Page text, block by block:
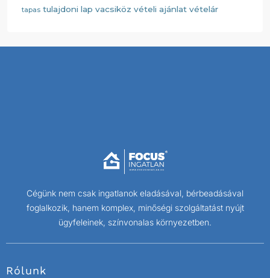
tapas tulajdoni lap vacsiköz vételi ajánlat vételár
Cégünk nem csak ingatlanok eladásával, bérbeadásával
foglalkozik, hanem komplex, minőségi szolgáltatást nyújt
ügyfeleinek, színvonalas környezetben.
Rólunk